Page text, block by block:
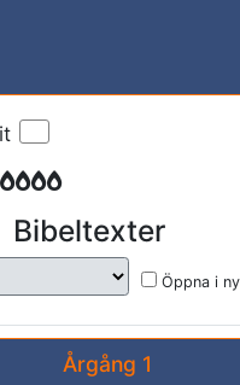
Bibeltexter
Öppna i
Årgång 1